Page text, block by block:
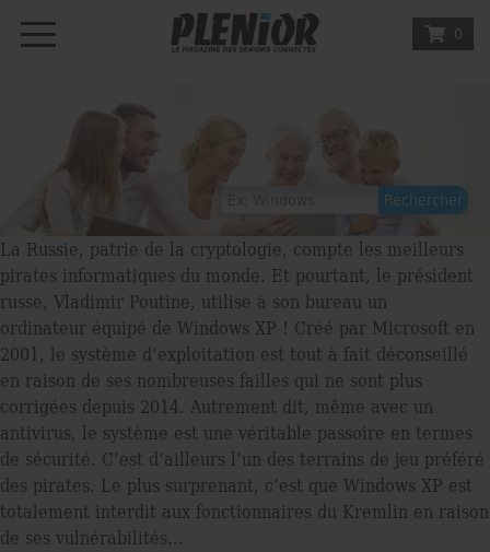
0
La Russie, patrie de la cryptologie, compte les meilleurs
pirates informatiques du monde. Et pourtant, le président
russe, Vladimir Poutine, utilise à son bureau un
ordinateur équipé de Windows XP ! Créé par Microsoft en
2001, le système d’exploitation est tout à fait déconseillé
en raison de ses nombreuses failles qui ne sont plus
corrigées depuis 2014. Autrement dit, même avec un
antivirus, le système est une véritable passoire en termes
de sécurité. C’est d’ailleurs l’un des terrains de jeu préféré
des pirates. Le plus surprenant, c’est que Windows XP est
totalement interdit aux fonctionnaires du Kremlin en raison
de ses vulnérabilités…